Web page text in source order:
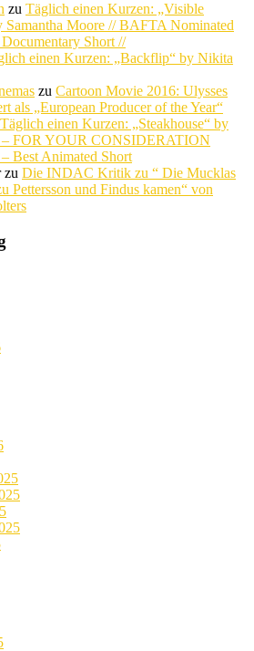
zu Täglich einen Kurzen: „Visible
Samantha Moore // BAFTA Nominated
Short //
einen Kurzen: „Backflip“ by Nikita
zu Cartoon Movie 2016: Ulysses
als „European Producer of the Year“
Täglich einen Kurzen: „Steakhouse“ by
– FOR YOUR CONSIDERATION
Best Animated Short
zu Die INDAC Kritik zu “ Die Mucklas
Pettersson und Findus kamen“ von